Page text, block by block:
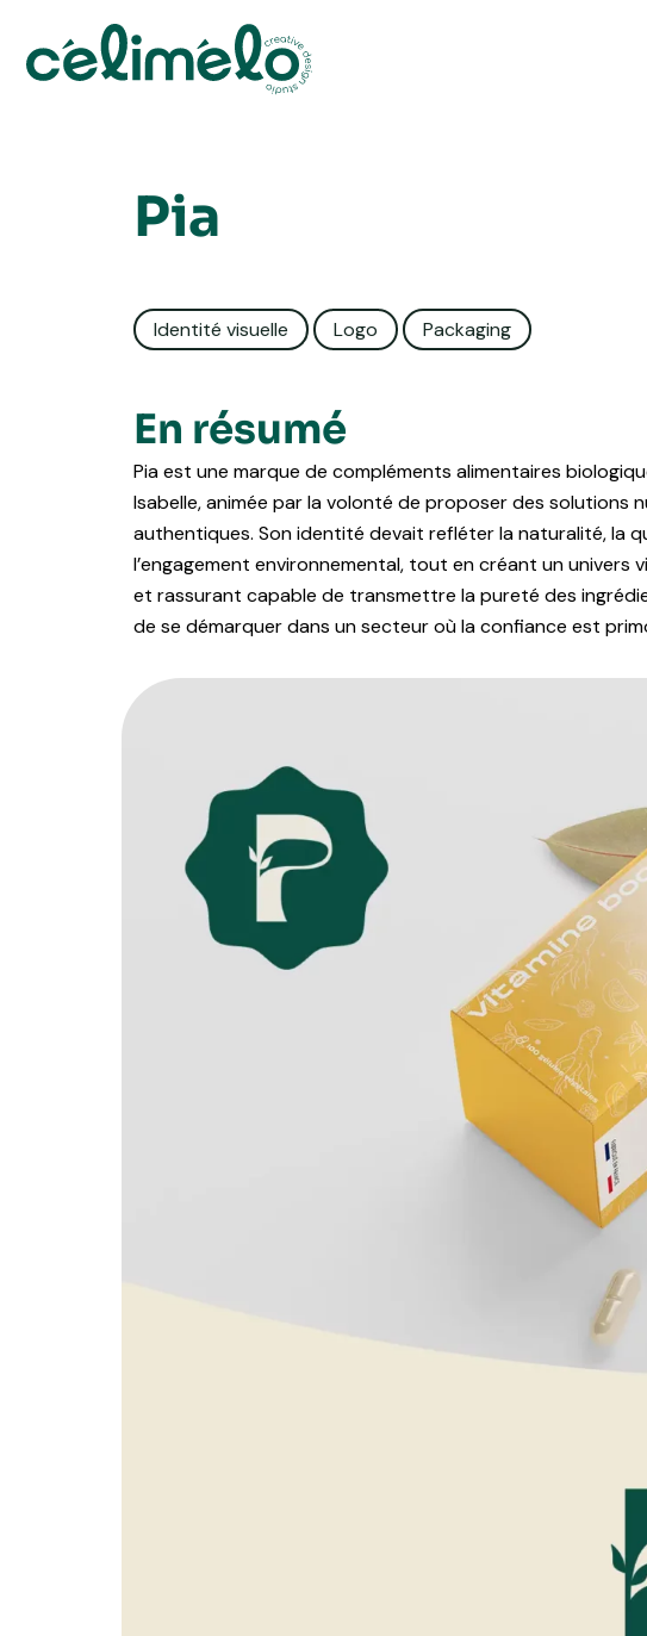
contenu
Pia
Identité visuelle Logo Packaging
En résumé
Pia est une marque de compléments alimentaires
Isabelle, animée par la volonté de proposer des solutions
authentiques. Son identité devait refléter la naturalité, la
l’engagement environnemental, tout en créant un univers
et rassurant capable de transmettre la pureté des
de se démarquer dans un secteur où la confiance est